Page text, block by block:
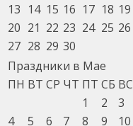
13 14 15 16 17 18 19
20 21 22 23 24 25 26
27 28 29 30
Праздники в Мае
ПН ВТ СР ЧТ ПТ СБ ВС
1
2
3
4
5 6 7 8 9
10